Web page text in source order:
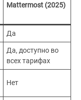
Mattermost (2025)
Да
Да, доступно во
всех тарифах
Нет